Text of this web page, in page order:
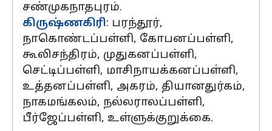
சண்முகநாதபுரம்.
கிருஷ்ணகிரி: பரந்தூர்,
நாகொண்டப்பள்ளி, கோபனப்பள்ளி,
கூலிசந்திரம், முதுகனப்பள்ளி,
செட்டிப்பள்ளி, மாசிநாயக்கனப்பள்ளி,
உத்தனப்பள்ளி, அகரம், தியானதுர்கம்,
நாகமங்கலம், நல்லராலப்பள்ளி,
பீர்ஜேப்பள்ளி, உள்ளுக்குறுக்கை.